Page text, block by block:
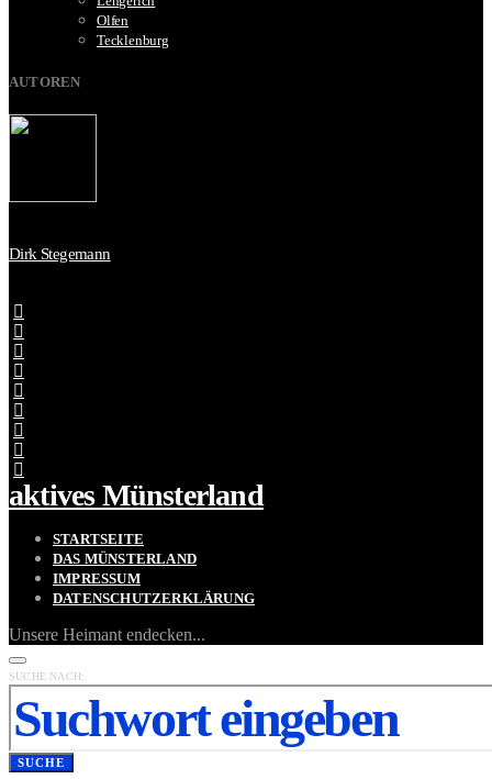
Olfen
Tecklenburg
AUTOREN
Dirk Stegemann
aktives Münsterland
STARTSEITE
DAS MÜNSTERLAND
IMPRESSUM
DATENSCHUTZERKLÄRUNG
Unsere Heimant endecken...
SUCHE NACH:
SUCHE